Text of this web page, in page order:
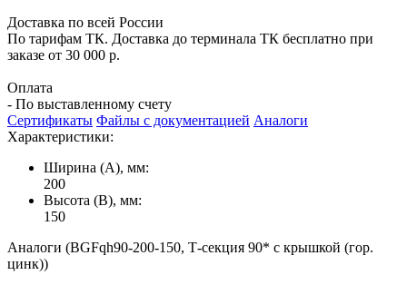
Доставка по всей России
По тарифам ТК. Доставка до терминала ТК бесплатно при
заказе от 30 000 р.
Оплата
- По выставленному счету
Сертификаты Файлы с документацией Аналоги
Характеристики:
Ширина (А), мм:
200
Высота (В), мм:
150
Аналоги (BGFqh90-200-150, Т-секция 90* с крышкой (гор.
цинк))